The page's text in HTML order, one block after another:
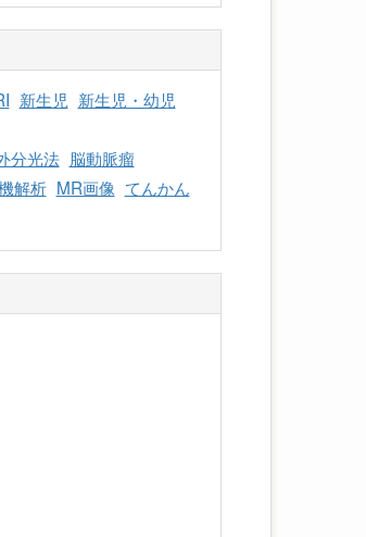
新生児 新生児・幼児
分光法 脳動脈瘤
解析 MR画像 てんかん